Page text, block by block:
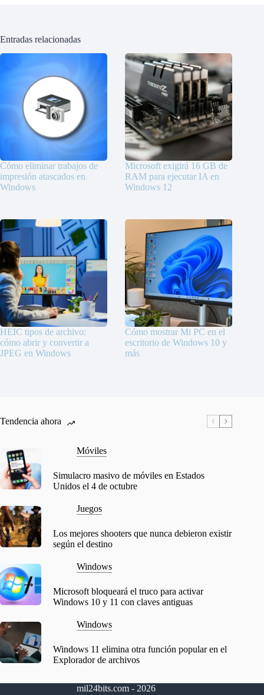
Entradas relacionadas
Cómo eliminar trabajos de
impresión atascados en
Windows
Microsoft exigirá 16 GB de
RAM para ejecutar IA en
Windows 12
HEIC tipos de archivo:
cómo abrir y convertir a
JPEG en Windows
Cómo mostrar Mi PC en el
escritorio de Windows 10 y
más
Tendencia ahora
Móviles
Simulacro masivo de móviles en Estados
Unidos el 4 de octubre
Juegos
Los mejores shooters que nunca debieron existir
según el destino
Windows
Microsoft bloqueará el truco para activar
Windows 10 y 11 con claves antiguas
Windows
Windows 11 elimina otra función popular en el
Explorador de archivos
mil24bits.com - 2026